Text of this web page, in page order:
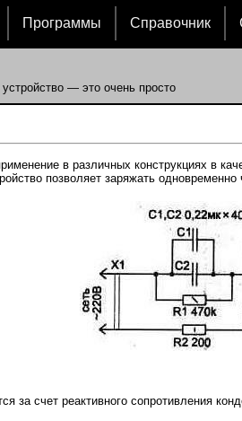
Программы Справочник
— это очень просто
в различных конструкциях в
позволяет заряжать
за счет реактивного сопротивления